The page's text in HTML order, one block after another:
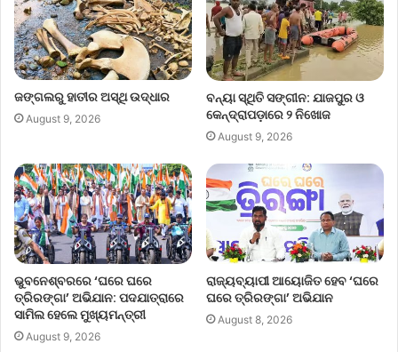
ଜଙ୍ଗଲରୁ ହାତୀର ଅସ୍ଥି ଉଦ୍ଧାର
August 9, 2026
ବନ୍ୟା ସ୍ଥିତି ସଙ୍ଗୀନ: ଯାଜପୁର ଓ
କେନ୍ଦ୍ରାପଡ଼ାରେ ୨ ନିଖୋଜ
August 9, 2026
ଭୁବନେଶ୍ବରରେ ‘ଘରେ ଘରେ
ତ୍ରିରଙ୍ଗା’ ଅଭିଯାନ: ପଦଯାତ୍ରାରେ
ସାମିଲ ହେଲେ ମୁଖ୍ୟମନ୍ତ୍ରୀ
August 9, 2026
ରାଜ୍ୟବ୍ୟାପୀ ଆୟୋଜିତ ହେବ ‘ଘରେ
ଘରେ ତ୍ରିରଙ୍ଗା’ ଅଭିଯାନ
August 8, 2026